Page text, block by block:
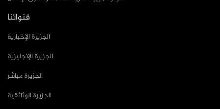
قنواتنا
الجزيرة الإخبارية
الجزيرة الإنجليزية
الجزيرة مباشر
الجزيرة الوثائقية